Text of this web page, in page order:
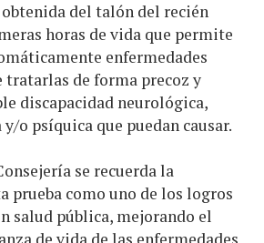
del talón del recién
horas de vida que permite
enfermedades
tratarlas de forma precoz y
discapacidad neurológica,
o psíquica que puedan causar.
se recuerda la
prueba como uno de los logros
salud pública, mejorando el